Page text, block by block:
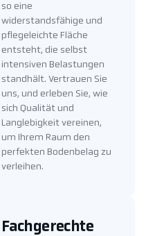
so eine
widerstandsfähige und
pflegeleichte Fläche
entsteht, die selbst
intensiven Belastungen
standhält. Vertrauen Sie
uns, und erleben Sie, wie
sich Qualität und
Langlebigkeit vereinen,
um Ihrem Raum den
perfekten Bodenbelag zu
verleihen.
Fachgerechte